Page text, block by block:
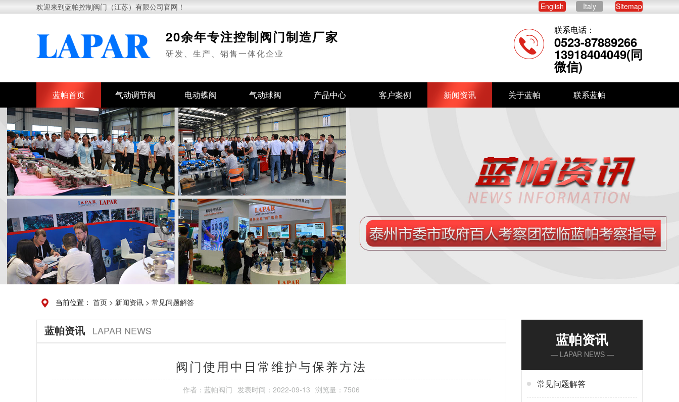
欢迎来到蓝帕控制阀门（江苏）有限公司官网！ English Italy Sitemap
20余年专注控制阀门制造厂家
研发、生产、销售一体化企业
联系电话：
0523-87889266
13918404049(同
微信)
蓝帕首页 气动调节阀 电动蝶阀 气动球阀 产品中心 客户案例 新闻资讯 关于蓝帕 联系蓝帕
当前位置： 首页 > 新闻资讯 > 常见问题解答
蓝帕资讯 LAPAR NEWS
阀门使用中日常维护与保养方法
作者： 蓝帕阀门 发表时间： 2022-09-13 浏览量：7506
蓝帕资讯
— LAPAR NEWS —
常见问题解答